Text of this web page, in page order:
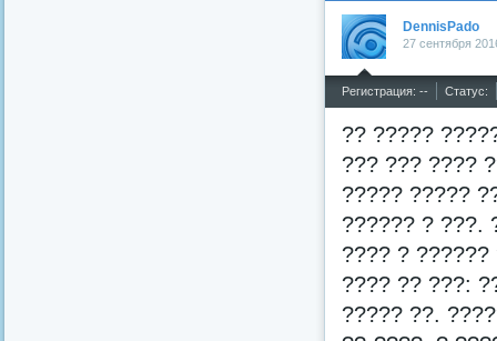
DennisPado
27 сентября
Регистрация: -- Статус:
?? ?????
??? ??? ????
????? ?????
?????? ? ???.
???? ?
???? ?? ???:
????? ??.